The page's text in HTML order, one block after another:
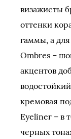
визажисты
оттенки
гаммы, а
Ombres –
акцентов
кремовая
Eyeliner – в
черных